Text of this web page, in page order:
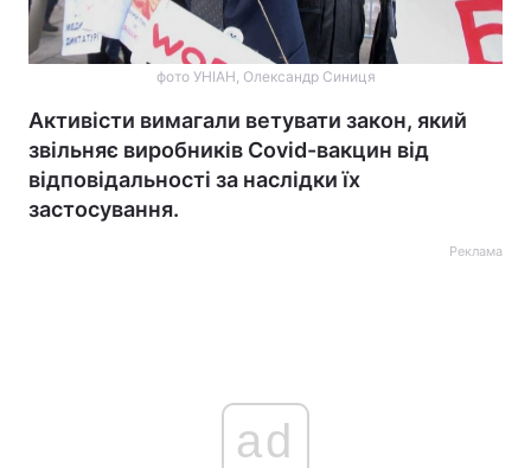
фото УНІАН, Олександр Синиця
Активісти вимагали ветувати закон, який
звільняє виробників Covid-вакцин від
відповідальності за наслідки їх
застосування.
Реклама
ad